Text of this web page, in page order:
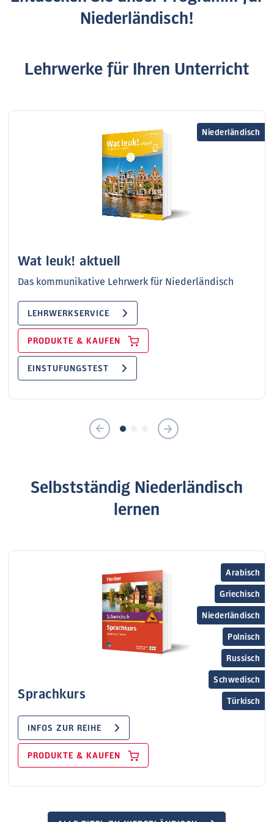
Niederländisch!
Lehrwerke für Ihren Unterricht
Niederländisch
Wat leuk! aktuell
Das kommunikative Lehrwerk für Niederländisch
LEHRWERKSERVICE
PRODUKTE & KAUFEN
EINSTUFUNGSTEST
Selbstständig Niederländisch
lernen
Arabisch
Griechisch
Niederländisch
Polnisch
Russisch
Schwedisch
Türkisch
Sprachkurs
INFOS ZUR REIHE
PRODUKTE & KAUFEN